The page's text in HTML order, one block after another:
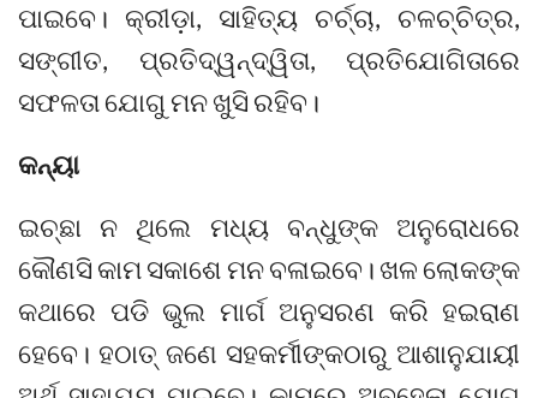
ପାଇବେ। କ୍ରୀଡ଼ା, ସାହିତ୍ୟ ଚର୍ଚ୍ଚା, ଚଳଚ୍ଚିତ୍ର,
ସଙ୍ଗୀତ, ପ୍ରତିଦ୍ୱନ୍ଦ୍ୱିତା, ପ୍ରତିଯୋଗିତାରେ
ସଫଳତା ଯୋଗୁ ମନ ଖୁସି ରହିବ।
କନ୍ୟା
ଇଚ୍ଛା ନ ଥିଲେ ମଧ୍ୟ ବନ୍ଧୁଙ୍କ ଅନୁରୋଧରେ
କୌଣସି କାମ ସକାଶେ ମନ ବଳାଇବେ। ଖଳ ଲୋକଙ୍କ
କଥାରେ ପଡି ଭୁଲ ମାର୍ଗ ଅନୁସରଣ କରି ହଇରାଣ
ହେବେ। ହଠାତ୍‌ ଜଣେ ସହକର୍ମୀଙ୍କଠାରୁ ଆଶାନୁଯାୟୀ